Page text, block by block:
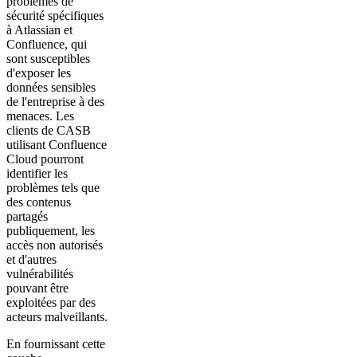
sécurité spécifiques
à Atlassian et
Confluence, qui
sont susceptibles
d'exposer les
données sensibles
de l'entreprise à des
menaces. Les
clients de CASB
utilisant Confluence
Cloud pourront
identifier les
problèmes tels que
des contenus
partagés
publiquement, les
accès non autorisés
et d'autres
vulnérabilités
pouvant être
exploitées par des
acteurs malveillants.
En fournissant cette